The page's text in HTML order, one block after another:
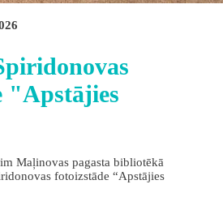
"Apstājies
Maļinovas pagasta bibliotēkā
fotoizstāde “Apstājies